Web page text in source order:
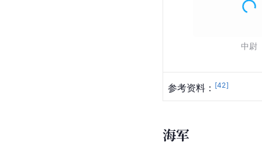
中尉
参考资料： [42]
海军